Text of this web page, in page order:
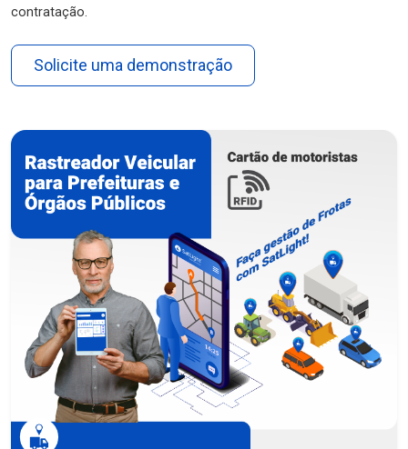
contratação.
Solicite uma demonstração